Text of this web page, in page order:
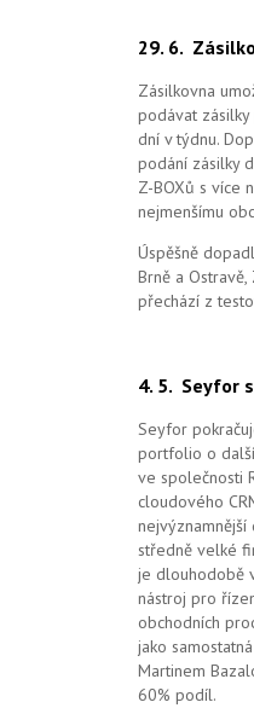
29. 6.
Zásilkovna
podávat
dní v týdnu.
podání zásilky
Z-BOXů s více
nejmenšímu
Úspěšně
Brně a
přechází z
4. 5. Seyfor
Seyfor
portfolio o
ve společnosti
cloudového
středně velké
je dlouhodobě
nástroj pro
obchodních
jako
Martinem
60% podíl.